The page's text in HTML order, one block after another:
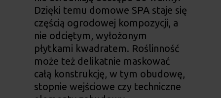
Dzięki temu domowe SPAstaje się
częścią ogrodowej kompozycji, a
nie odciętym, wyłożonym
płytkami kwadratem. Roślinność
może też delikatnie maskować
całą konstrukcję, w tym obudowę,
stopnie wejściowe czy techniczne